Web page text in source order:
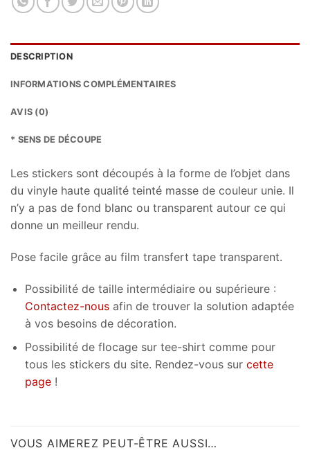
DESCRIPTION
INFORMATIONS COMPLÉMENTAIRES
AVIS (0)
* SENS DE DÉCOUPE
Les stickers sont découpés à la forme de l’objet dans
du vinyle haute qualité teinté masse de couleur unie. Il
n’y a pas de fond blanc ou transparent autour ce qui
donne un meilleur rendu.
Pose facile grâce au film transfert tape transparent.
Possibilité de taille intermédiaire ou supérieure :
Contactez-nousafin de trouver la solution adaptée
à vos besoins de décoration.
Possibilité de flocage sur tee-shirt comme pour
tous les stickers du site. Rendez-vous sur cette
page!
VOUS AIMEREZ PEUT-ÊTRE AUSSI…